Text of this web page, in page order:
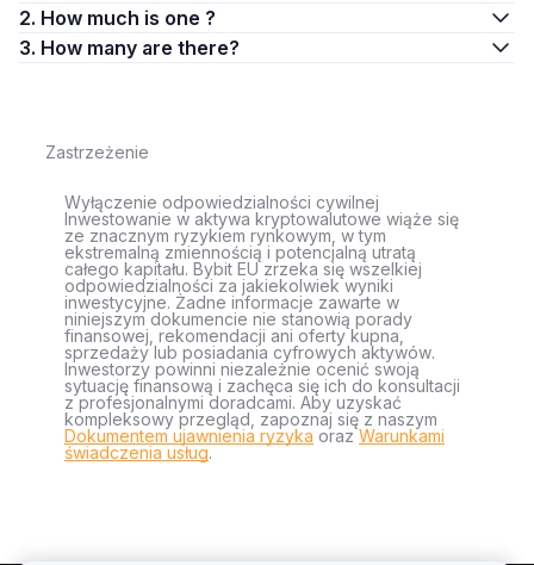
2. How much is one ?
3. How many are there?
Zastrzeżenie
Wyłączenie odpowiedzialności cywilnej
Inwestowanie w aktywa kryptowalutowe wiąże się
ze znacznym ryzykiem rynkowym, w tym
ekstremalną zmiennością i potencjalną utratą
całego kapitału. Bybit EU zrzeka się wszelkiej
odpowiedzialności za jakiekolwiek wyniki
inwestycyjne. Żadne informacje zawarte w
niniejszym dokumencie nie stanowią porady
finansowej, rekomendacji ani oferty kupna,
sprzedaży lub posiadania cyfrowych aktywów.
Inwestorzy powinni niezależnie ocenić swoją
sytuację finansową i zachęca się ich do konsultacji
z profesjonalnymi doradcami. Aby uzyskać
kompleksowy przegląd, zapoznaj się z naszym
Dokumentem ujawnienia ryzyka orazWarunkami
świadczenia usług.